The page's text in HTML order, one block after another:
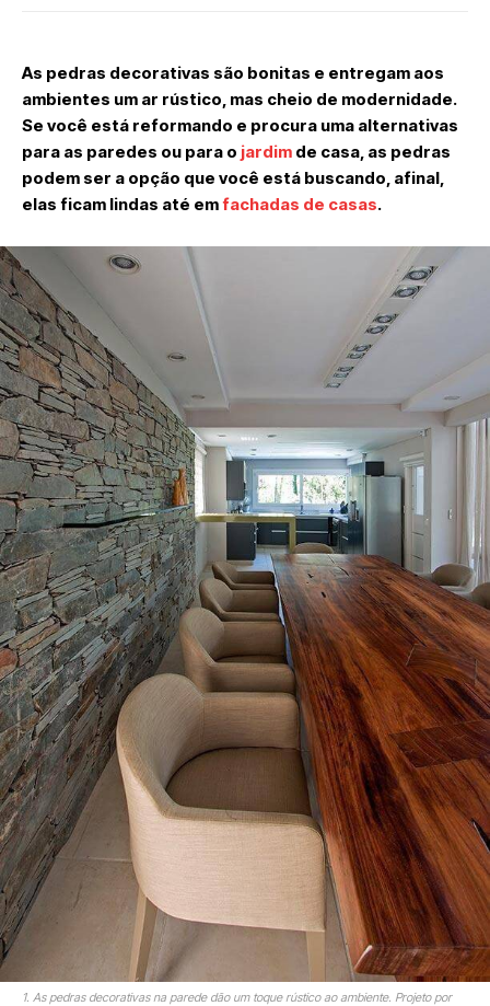
As pedras decorativas são bonitas e entregam aos
ambientes um ar rústico, mas cheio de modernidade.
Se você está reformando e procura uma alternativas
para as paredes ou para o jardim de casa, as pedras
podem ser a opção que você está buscando, afinal,
elas ficam lindas até emfachadas de casas.
1. As pedras decorativas na parede dão um toque rústico ao ambiente. Projeto por